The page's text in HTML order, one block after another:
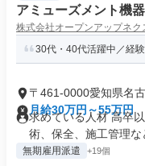
アミューズメント機
株式会社オープンアップネク
30代・40代活躍中／経
〒461-0000愛知県名
月給30万円～55万円
求めている人材 高卒
術、保全、施工管理な
無期雇用派遣 +19個